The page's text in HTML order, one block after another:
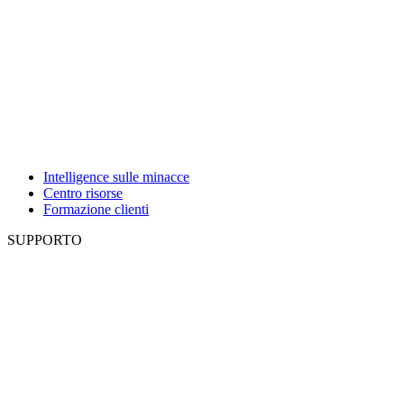
Intelligence sulle minacce
Centro risorse
Formazione clienti
SUPPORTO